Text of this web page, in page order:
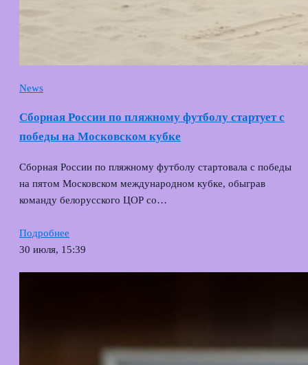
News
Сборная России по пляжному футболу стартует с
победы на Московском кубке
Сборная России по пляжному футболу стартовала с победы
на пятом Московском международном кубке, обыграв
команду белорусского ЦОР со…
Подробнее
30 июля, 15:39